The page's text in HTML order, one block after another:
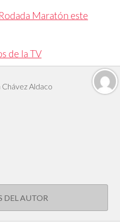
Maratón este
de la TV
Aldaco
DEL AUTOR